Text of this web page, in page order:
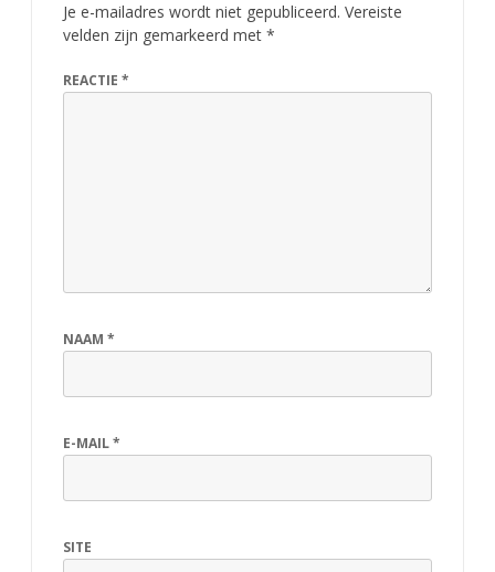
Je e-mailadres wordt niet gepubliceerd. Vereiste
velden zijn gemarkeerd met *
REACTIE *
NAAM *
E-MAIL*
SITE